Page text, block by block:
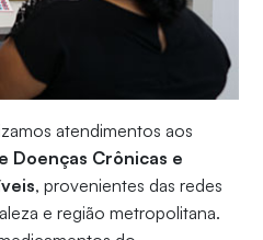
atendimentos aos
Doenças Crônicas e
, provenientes das redes
e região metropolitana.